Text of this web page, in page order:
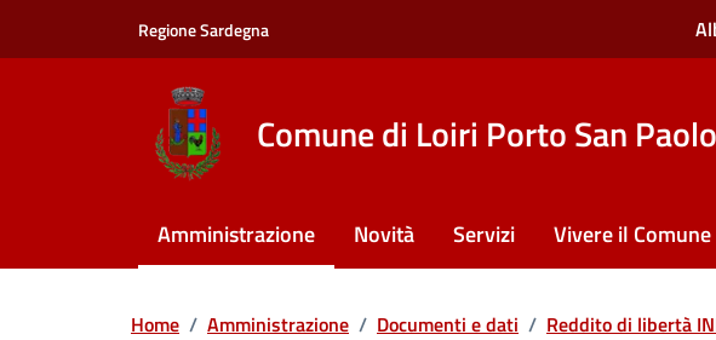
Regione Sardegna
Comune di Loiri Porto San Paolo
Amministrazione Novità Servizi Vivere il Comune
Home / Amministrazione / Documenti e dati / Reddito di libertà